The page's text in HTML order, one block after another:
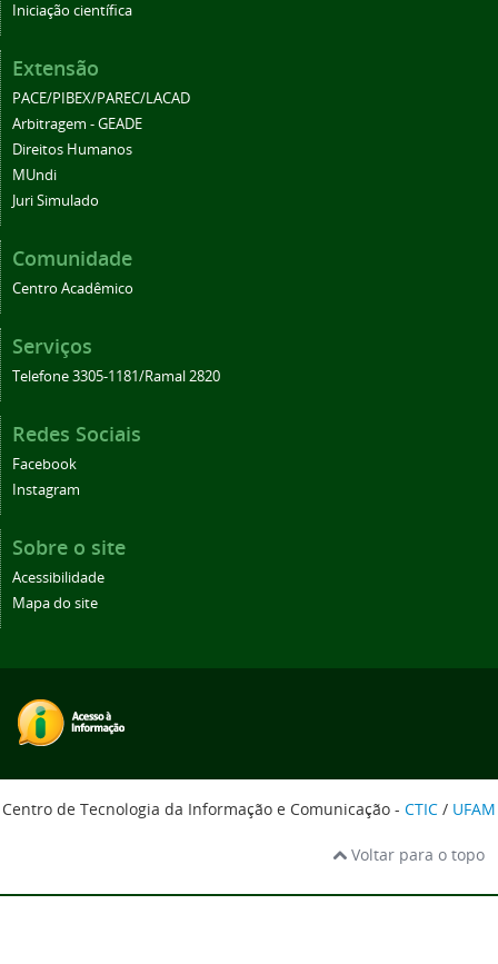
Iniciação científica
Extensão
PACE/PIBEX/PAREC/LACAD
Arbitragem - GEADE
Direitos Humanos
MUndi
Juri Simulado
Comunidade
Centro Acadêmico
Serviços
Telefone 3305-1181/Ramal 2820
Redes Sociais
Facebook
Instagram
Sobre o site
Acessibilidade
Mapa do site
Centro de Tecnologia da Informação e Comunicação - CTIC / UFAM
Voltar para o topo